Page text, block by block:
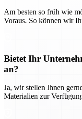
Am besten so früh wie
Voraus. So können wir
Bietet Ihr
an?
Ja, wir stellen Ihnen
Materialien zur